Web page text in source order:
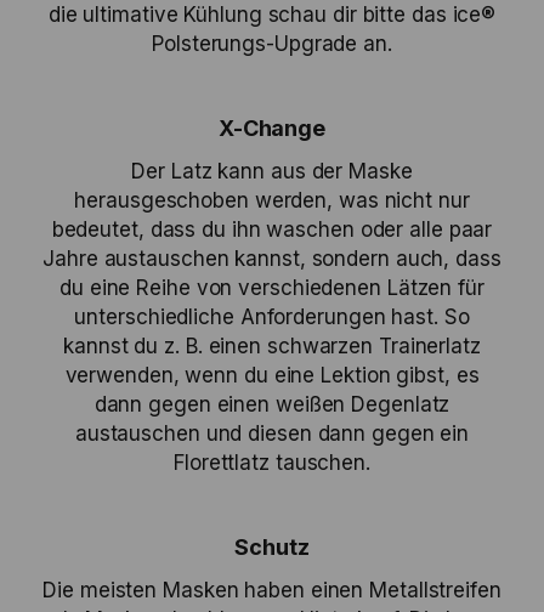
die ultimative Kühlung schau dir bitte das ice®
Polsterungs-Upgrade an.
X-Change
Der Latz kann aus der Maske
herausgeschoben werden, was nicht nur
bedeutet, dass du ihn waschen oder alle paar
Jahre austauschen kannst, sondern auch, dass
du eine Reihe von verschiedenen Lätzen für
unterschiedliche Anforderungen hast. So
kannst du z. B. einen schwarzen Trainerlatz
verwenden, wenn du eine Lektion gibst, es
dann gegen einen weißen Degenlatz
austauschen und diesen dann gegen ein
Florettlatz tauschen.
Schutz
Die meisten Masken haben einen Metallstreifen